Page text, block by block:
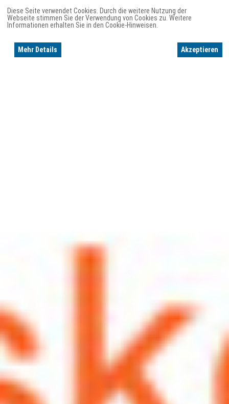
Diese Seite verwendet Cookies. Durch die weitere Nutzung der
Webseite stimmen Sie der Verwendung von Cookies zu. Weitere
Informationen erhalten Sie in den Cookie-Hinweisen.
Mehr Details Akzeptieren